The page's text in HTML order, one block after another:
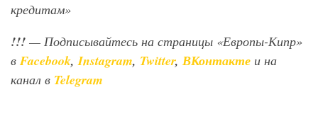
кредитам»
!!! — Подписывайтесь на страницы «Европы-Кипр»
вFacebook,Instagram, Twitter, ВКонтакте и на
канал в Telegram